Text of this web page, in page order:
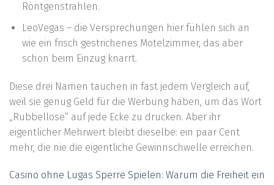
Röntgenstrahlen.
LeoVegas – die Versprechungen hier fühlen sich an
wie ein frisch gestrichenes Motelzimmer, das aber
schon beim Einzug knarrt.
Diese drei Namen tauchen in fast jedem Vergleich auf,
weil sie genug Geld für die Werbung haben, um das Wort
„Rubbellose“ auf jede Ecke zu drucken. Aber ihr
eigentlicher Mehrwert bleibt dieselbe: ein paar Cent
mehr, die nie die eigentliche Gewinnschwelle erreichen.
Casino ohne Lugas Sperre Spielen: Warum die Freiheit ein